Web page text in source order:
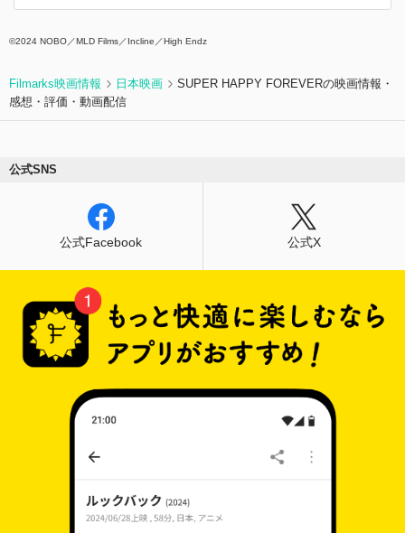
らずになっている老人を探し、大学生の夏（見上
券を手に、友人の母に会いに行く。世代の違う3
なかで、街の記憶にふれ、知らない誰かのことを
思いめぐらせる。
©2024 NOBO／MLD Films／Incline／High Endz
Filmarks映画情報 日本映画
SUPER HAPPY FOREVERの映画情報・
感想・評価・動画配信
公式SNS
公式Facebook 公式X